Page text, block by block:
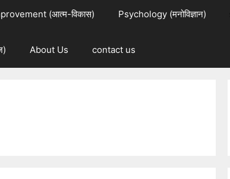
(आत्म-विकास) Psychology (मनोविज्ञान)
About Us contact us